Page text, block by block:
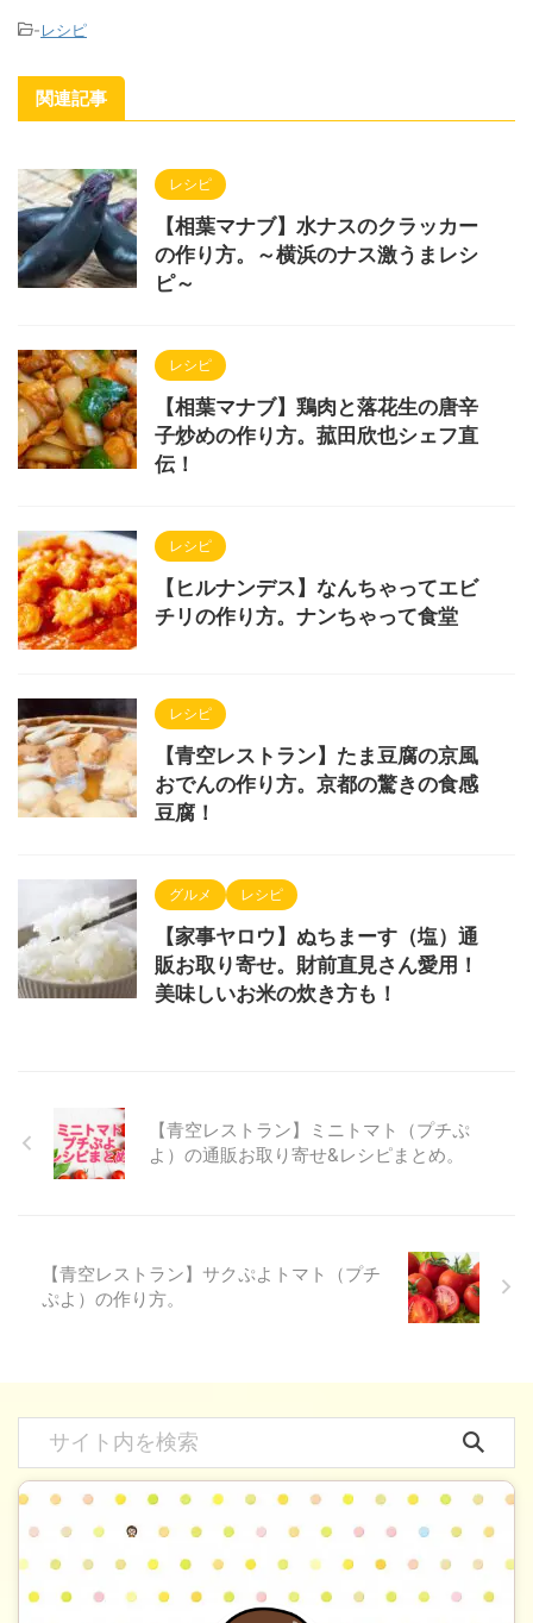
-レシピ
関連記事
レシピ
【相葉マナブ】水ナスのクラッカー
の作り方。～横浜のナス激うまレシ
ピ～
レシピ
【相葉マナブ】鶏肉と落花生の唐辛
子炒めの作り方。菰田欣也シェフ直
伝！
レシピ
【ヒルナンデス】なんちゃってエビ
チリの作り方。ナンちゃって食堂
レシピ
【青空レストラン】たま豆腐の京風
おでんの作り方。京都の驚きの食感
豆腐！
グルメ レシピ
【家事ヤロウ】ぬちまーす（塩）通
販お取り寄せ。財前直見さん愛用！
美味しいお米の炊き方も！
【青空レストラン】ミニトマト（プチぷ
よ）の通販お取り寄せ&レシピまとめ。
【青空レストラン】サクぷよトマト（プチ
ぷよ）の作り方。